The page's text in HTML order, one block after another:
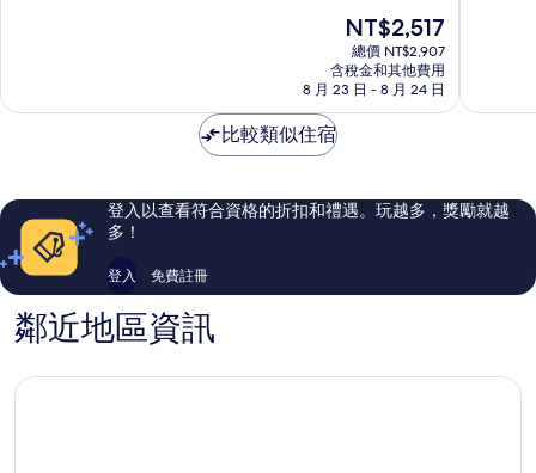
棒
評
論
現
在
價
格
為
NT$2,517
總價 NT$2,907
含稅金和其他費用
8 月 23 日 - 8 月 24 日
棒
評
論
比較類似住宿
登入以查看符合資格的折扣和禮遇。玩越多，獎勵就越
多！
登入 免費註冊
鄰近地區資訊